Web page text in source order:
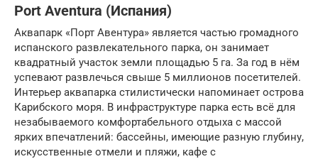
Port Aventura (Испания)
Аквапарк «Порт Авентура» является частью громадного
испанского развлекательного парка, он занимает
квадратный участок земли площадью 5 га. За год в нём
успевают развлечься свыше 5 миллионов посетителей.
Интерьер аквапарка стилистически напоминает острова
Карибского моря. В инфраструктуре парка есть всё для
незабываемого комфортабельного отдыха с массой
ярких впечатлений: бассейны, имеющие разную глубину,
искусственные отмели и пляжи, кафе с